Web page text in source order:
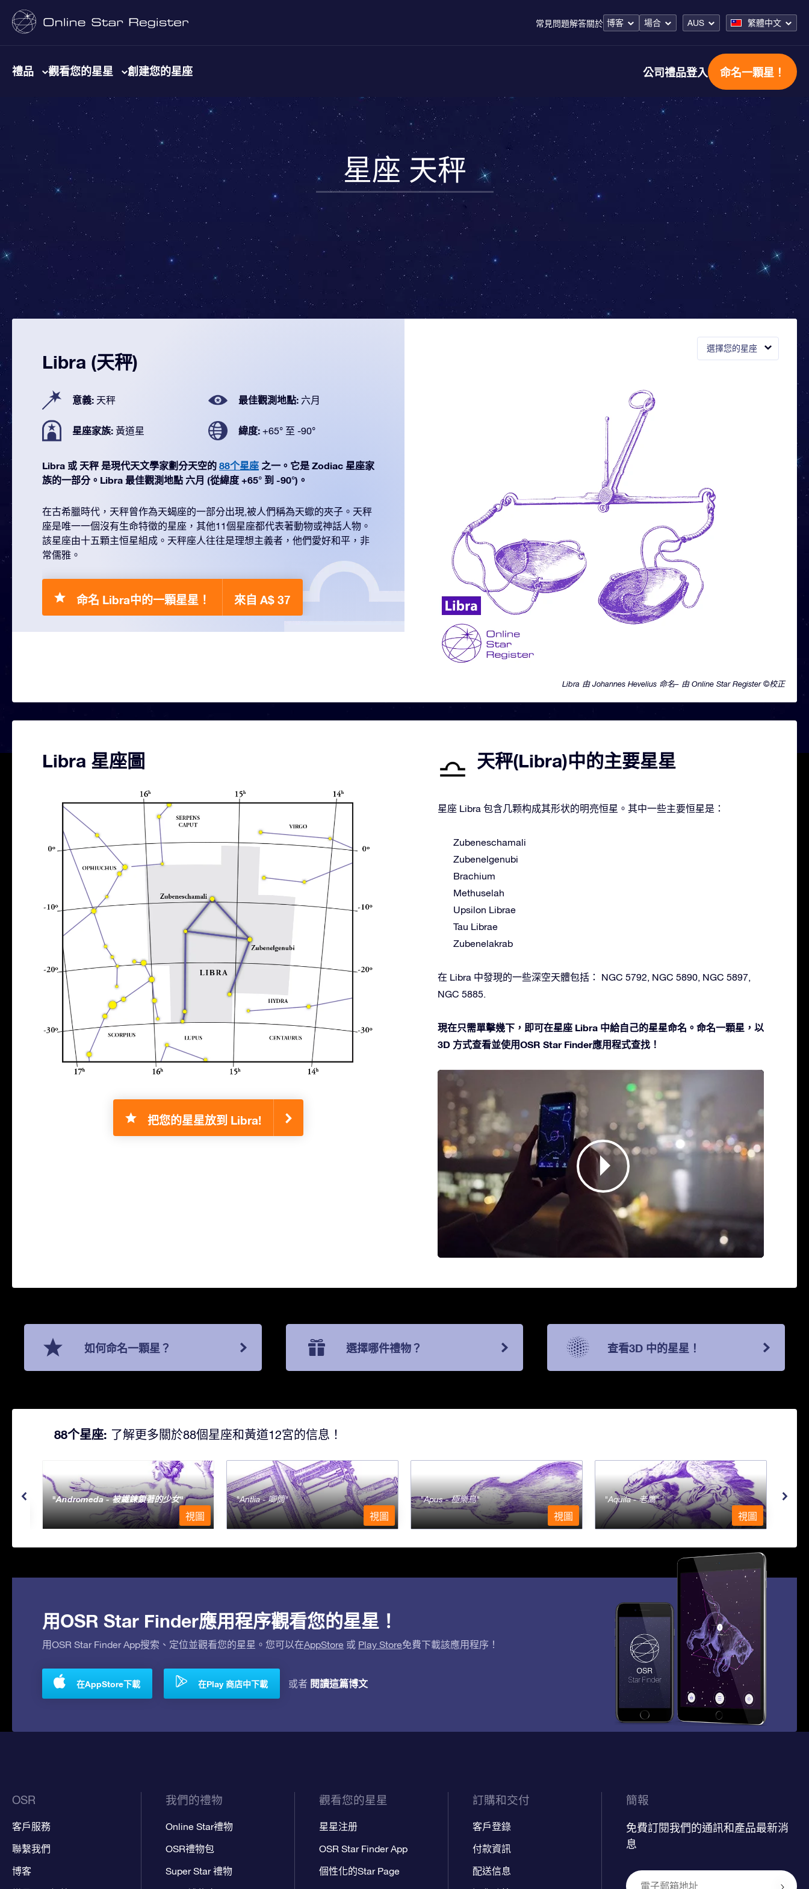
常見問題解答關於 博客 場合 AUS 繁體中文
禮品 觀看您的星星 創建您的星座 公司禮品登入 命名一顆星！
星座 天秤
選擇您的星座
Libra 由 Johannes Hevelius 命名– 由 Online Star Register ©校正
Libra (天秤)
意義: 天秤 最佳觀測地點: 六月
星座家族: 黃道星 緯度: +65° 至 -90°
Libra 或 天秤 是現代天文學家劃分天空的 88个星座 之一。它是 Zodiac 星座家
族的一部分。Libra 最佳觀測地點 六月 (從緯度 +65° 到 -90°)。
在古希臘時代，天秤曾作為天蝎座的一部分出現,被人們稱為天蠍的夾子。天秤
座是唯一一個沒有生命特徵的星座，其他11個星座都代表著動物或神話人物。
該星座由十五顆主恒星組成。天秤座人往往是理想主義者，他們愛好和平，非
常儒雅。
命名 Libra中的一顆星星！ 來自 A$ 37
Libra 星座圖
把您的星星放到 Libra!
天秤(Libra)中的主要星星
星座 Libra 包含几颗构成其形状的明亮恒星。其中一些主要恒星是：
Zubeneschamali
Zubenelgenubi
Brachium
Methuselah
Upsilon Librae
Tau Librae
Zubenelakrab
在 Libra 中發現的一些深空天體包括： NGC 5792, NGC 5890, NGC 5897,
NGC 5885.
現在只需單擊幾下，即可在星座 Libra 中給自己的星星命名。命名一顆星，以
3D 方式查看並使用OSR Star Finder應用程式查找！
如何命名一顆星？ 選擇哪件禮物？ 查看3D 中的星星！
88个星座: 了解更多關於88個星座和黃道12宮的信息！
Andromeda - 被鐵鍊鎖著的少女
視圖
Antlia - 唧筒
視圖
Apus - 極樂鳥
視圖
Aquila - 老鷹
視圖
用OSR Star Finder應用程序觀看您的星星！
用OSR Star Finder App搜索、定位並觀看您的星星。您可以在AppStore 或 Play Store免費下載該應用程序！
在AppStore下載 在Play 商店中下載 或者 閱讀這篇博文
OSR
客戶服務
聯繫我們
博客
我們的禮物
Online Star禮物
OSR禮物包
Super Star 禮物
觀看您的星星
星星注册
OSR Star Finder App
個性化的Star Page
訂購和交付
客戶登錄
付款資訊
配送信息
簡報
免費訂閱我們的通訊和產品最新消
息